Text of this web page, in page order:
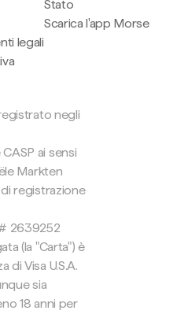
legali
Stato
Scarica l'app Morse
negli
ai sensi
Markten
di registrazione
# 2639252
(la "Carta") è
di Visa U.S.A.
sia
18 anni per